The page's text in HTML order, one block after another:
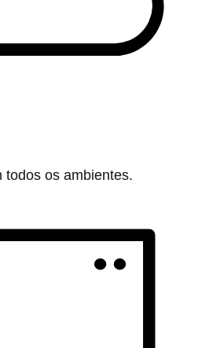
todos os ambientes.